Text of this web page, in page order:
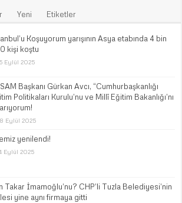
Yeni Etiketler
Koşuyorum yarışının Asya etabında 4 bin
kişi koştu
Eylül 2025
Başkanı Gürkan Avcı, “Cumhurbaşkanlığı
Politikaları Kurulu’nu ve Millî Eğitim Bakanlığı’nı
Eylül 2025
yenilendi!
Eylül 2025
Takar İmamoğlu’nu? CHP’li Tuzla Belediyesi’nin
yine aynı firmaya gitti